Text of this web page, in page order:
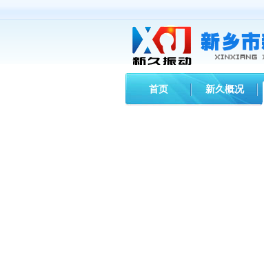
首页 新久概况